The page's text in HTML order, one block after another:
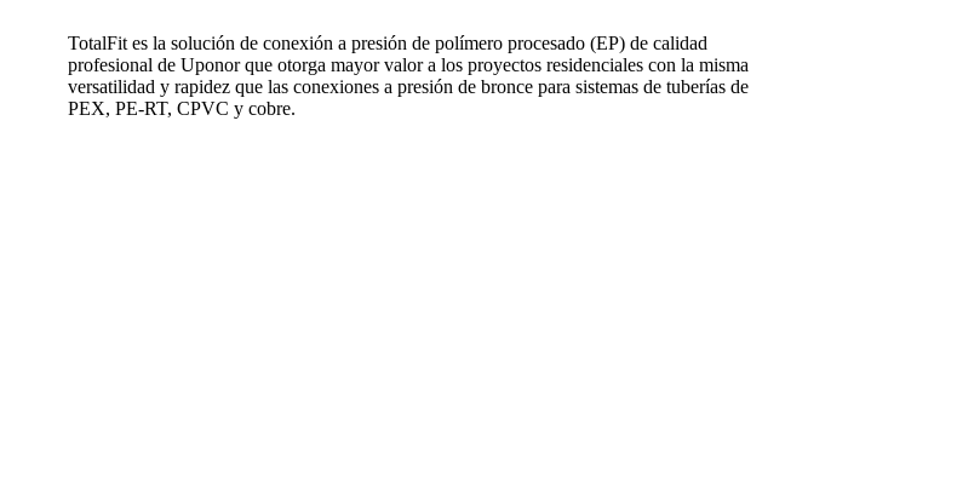
TotalFit es la solución de conexión a presión de polímero procesado (EP) de calidad
profesional de Uponor que otorga mayor valor a los proyectos residenciales con la misma
versatilidad y rapidez que las conexiones a presión de bronce para sistemas de tuberías de
PEX, PE-RT, CPVC y cobre.